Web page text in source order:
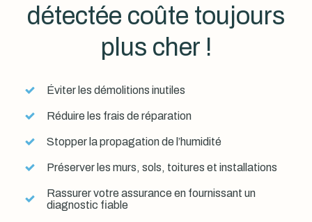
détectée coûte toujours
plus cher !
Éviter les démolitions inutiles
Réduire les frais de réparation
Stopper la propagation de l’humidité
Préserver les murs, sols, toitures et installations
Rassurer votre assurance en fournissant un
diagnostic fiable